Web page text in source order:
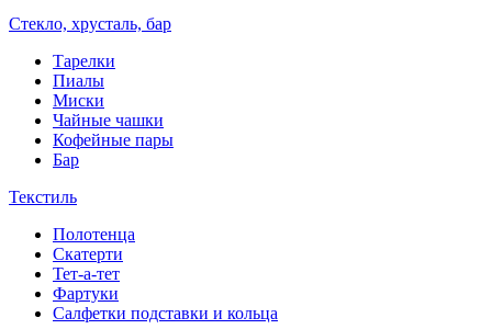
Стекло, хрусталь, бар
Тарелки
Пиалы
Миски
Чайные чашки
Кофейные пары
Бар
Текстиль
Полотенца
Скатерти
Тет-а-тет
Фартуки
Салфетки подставки и кольца